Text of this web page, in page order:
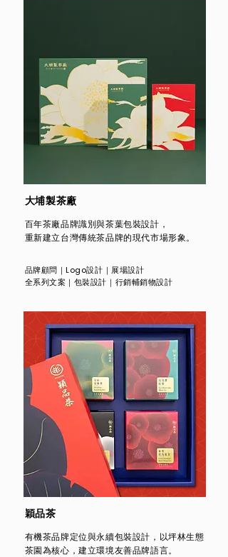
​大埔製茶廠
百年茶廠品牌識別與茶葉包裝設計，
重新建立台灣傳統茶品牌的現代市場形象。
品牌顧問 ｜Logo設計｜展場設計
全系列文案 ｜ 包裝設計｜行銷輔銷物設計
穎品茶
有機茶品牌定位與永續包裝設計，以坪林生態
茶園為核心，建立環境友善品牌語言。